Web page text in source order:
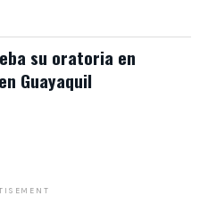
su oratoria en
Guayaquil